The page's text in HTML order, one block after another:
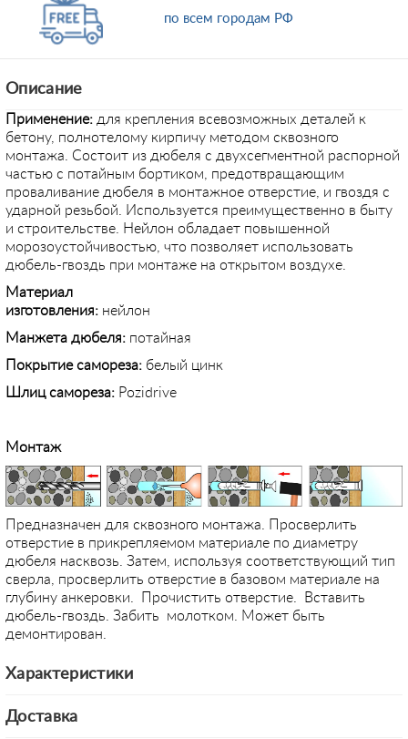
по всем городам РФ
Описание
Применение: для крепления всевозможных деталей к
бетону, полнотелому кирпичу методом сквозного
монтажа. Состоит из дюбеля с двухсегментной распорной
частью с потайным бортиком, предотвращающим
проваливание дюбеля в монтажное отверстие, и гвоздя с
ударной резьбой. Используется преимущественно в быту
и строительстве. Нейлон обладает повышенной
морозоустойчивостью, что позволяет использовать
дюбель-гвоздь при монтаже на открытом воздухе.
Материал
изготовления:
Манжета дюбеля: потайная
Покрытие самореза: белый цинк
Шлиц самореза: Pozidrive
Монтаж
Предназначен для сквозного монтажа. Просверлить
отверстие в прикрепляемом материале по диаметру
дюбеля насквозь. Затем, используя соответствующий тип
сверла, просверлить отверстие в базовом материале на
глубину анкеровки. Прочистить отверстие. Вставить
дюбель-гвоздь. Забить молотком. Может быть
демонтирован.
Характеристики
Доставка